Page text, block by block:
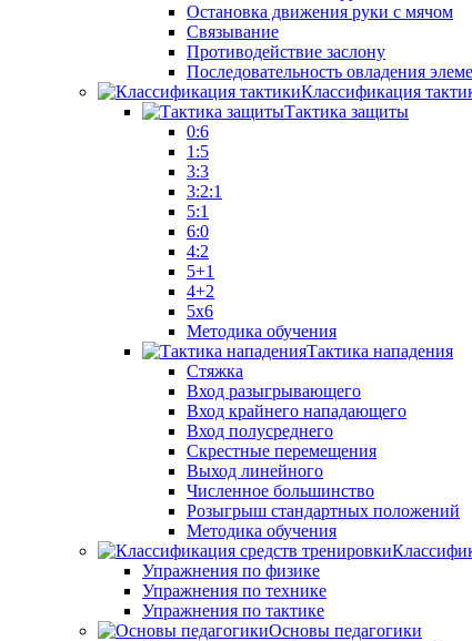
Остановка движения руки с мячом
Связывание
Противодействие заслону
Последовательность овладения
Классификация
Тактика защиты
0:6
1:5
3:3
3:2:1
5:1
6:0
4:2
5+1
4+2
5x6
Методика обучения
Тактика нападения
Стяжка
Вход разыгрывающего
Вход крайнего нападающего
Вход полусреднего
Скрестные перемещения
Выход линейного
Численное большинство
Розыгрыш стандартных положений
Методика обучения
Упражнения по физике
Упражнения по технике
Упражнения по тактике
Основы педагогики